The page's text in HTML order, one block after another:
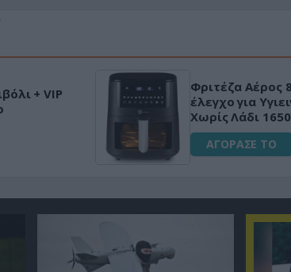
+ VIP
Φριτέζα Αέρος
έλεγχο για
Χωρίς Λάδι
ΑΓΟΡΑΣΕ ΤΟ